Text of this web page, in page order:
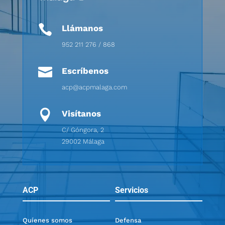
 Llámanos
952 211 276 / 868
 Escríbenos
acp@acpmalaga.com
 Visítanos
C/ Góngora, 2
29002 Málaga
ACP Servicios
Quíenes somos Defensa